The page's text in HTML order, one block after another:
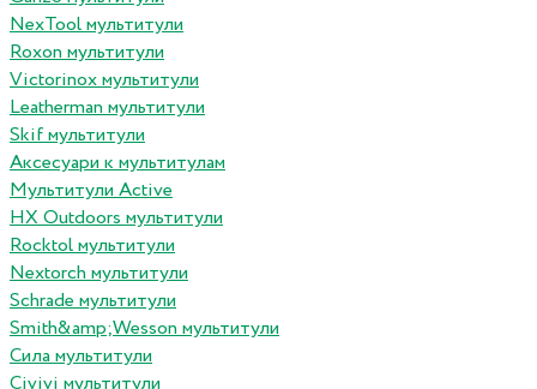
NexTool мультитули
Roxon мультитули
Victorinox мультитули
Leatherman мультитули
Skif мультитули
Аксесуари к мультитулам
Мультитули Active
HX Outdoors мультитули
Rocktol мультитули
Nextorch мультитули
Schrade мультитули
Smith&amp;Wesson мультитули
Сила мультитули